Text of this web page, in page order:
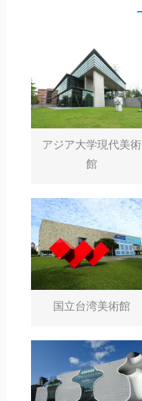
アジア大学現代美術
館
国立台湾美術館